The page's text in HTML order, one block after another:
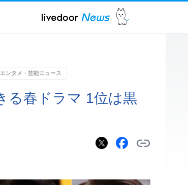
エンタメ・芸能ニュース
る春ドラマ 1位は黒